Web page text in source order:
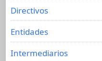
Directivos
Entidades
Intermediarios